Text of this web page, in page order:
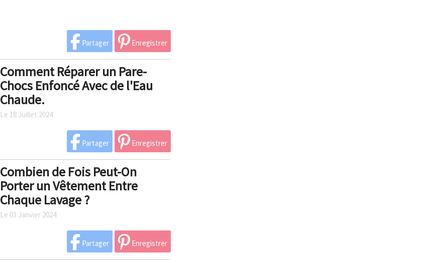
Partager Enregistrer
Comment Réparer un Pare-
Chocs Enfoncé Avec de l'Eau
Chaude.
Le 18 Juillet 2024
Partager Enregistrer
Combien de Fois Peut-On
Porter un Vêtement Entre
Chaque Lavage ?
Le 03 Janvier 2024
Partager Enregistrer